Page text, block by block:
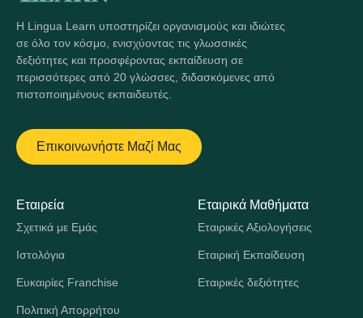
Η Lingua Learn υποστηρίζει οργανισμούς και ιδιώτες
σε όλο τον κόσμο, ενισχύοντας τις γλωσσικές
δεξιότητες και προσφέροντας εκπαίδευση σε
περισσότερες από 20 γλώσσες, διδασκόμενες από
πιστοποιημένους εκπαιδευτές.
Επικοινωνήστε Μαζί Μας
Εταιρεία
Σχετικά με Εμάς
Ιστολόγια
Ευκαιρίες Franchise
Πολιτική Απορρήτου
Εταιρικά Μαθήματα
Εταιρικές Αξιολογήσεις
Εταιρική Εκπαίδευση
Εταιρικές δεξιότητες